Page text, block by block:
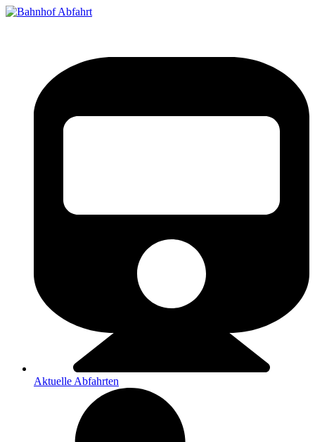
Aktuelle Abfahrten